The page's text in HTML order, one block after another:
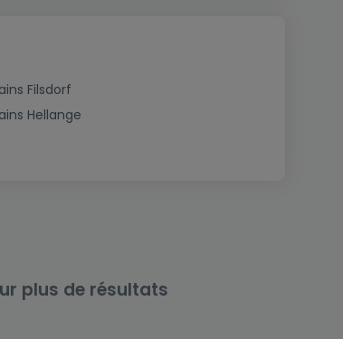
Filsdorf
Hellange
plus de résultats